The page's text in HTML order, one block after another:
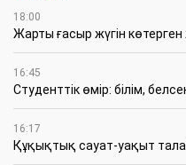
18:00
Жарты ғасыр жүгін
16:45
Студенттік өмір: білім,
16:17
Құқықтық сауат-уақыт